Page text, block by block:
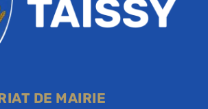
DE MAIRIE